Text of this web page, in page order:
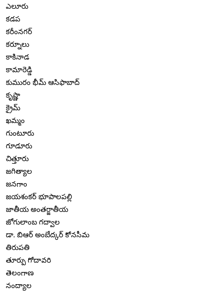
ఎలూరు
కడప
కరీంనగర్
కర్నూలు
కాకినాడ
కామారెడ్డి
కుమురం భీమ్ ఆసిఫాబాద్
కృష్ణా
క్రైమ్
ఖమ్మం
గుంటూరు
గూడూరు
చిత్తూరు
జగిత్యాల
జనగాం
జయశంకర్ భూపాలపల్లి
జాతీయ అంతర్జాతీయ
జోగులాంబ గద్వాల
డా. బిఆర్ అంబేద్కర్ కోనసీమ
తిరుపతి
తూర్పు గోదావరి
తెలంగాణ
నంద్యాల